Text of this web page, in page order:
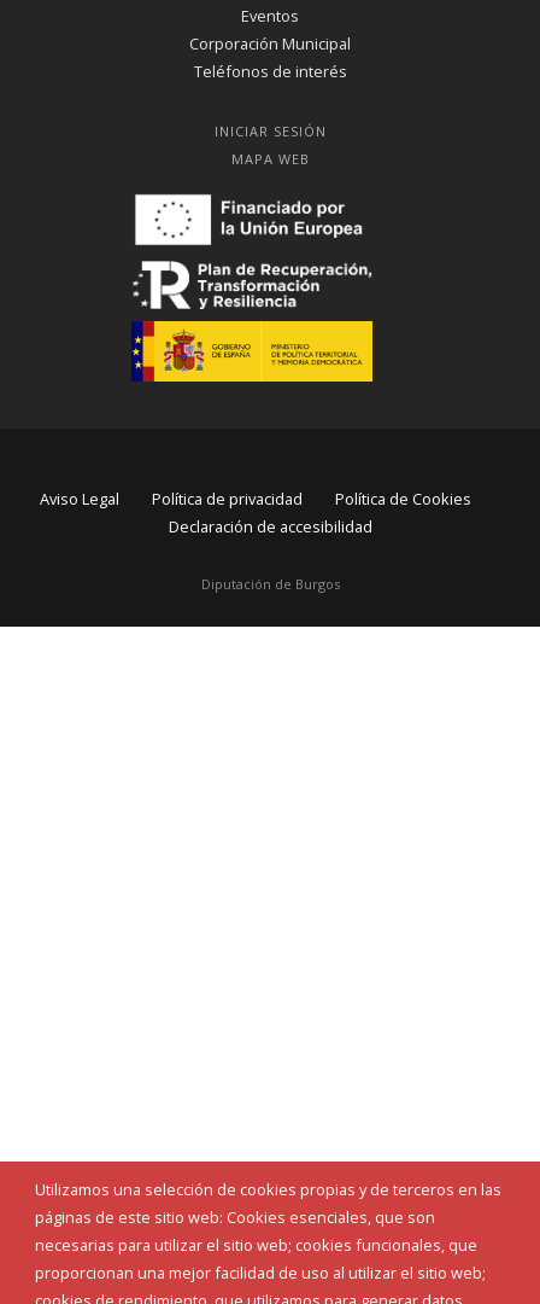
Utilizamos una selección de cookies propias y de terceros en las
páginas de este sitio web: Cookies esenciales, que son
necesarias para utilizar el sitio web; cookies funcionales, que
proporcionan una mejor facilidad de uso al utilizar el sitio web;
Eventos
Corporación Municipal
Teléfonos de interés
INICIAR SESIÓN
MAPA WEB
Diputación de Burgos
Aviso Legal Política de privacidad
Política de Cookies
Declaración de accesibilidad